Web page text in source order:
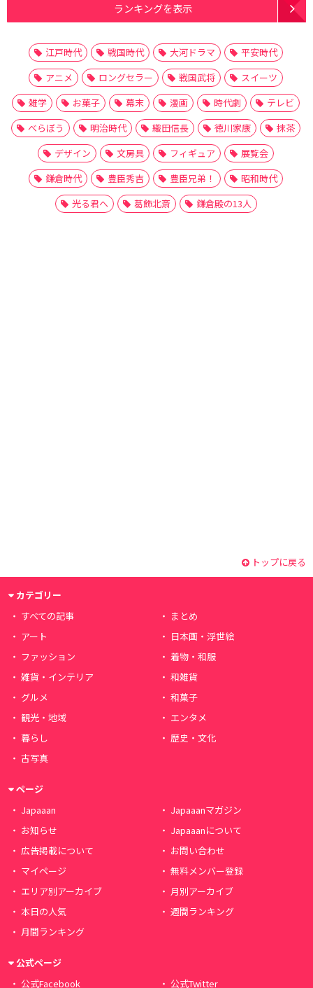
ランキングを表示
江戸時代 戦国時代 大河ドラマ
平安時代
アニメ
ロングセラー 戦国武将
スイーツ
雑学
お菓子 幕末 漫画 時代劇
テレビ
べらぼう
明治時代 織田信長 徳川家康
抹茶
デザイン
文房具 フィギュア
展覧会
鎌倉時代
豊臣秀吉 豊臣兄弟！
昭和時代
光る君へ
葛飾北斎 鎌倉殿の13人
トップに戻る
カテゴリー
すべての記事
まとめ
アート
日本画・浮世絵
ファッション
着物・和服
雑貨・インテリア
和雑貨
グルメ
和菓子
観光・地域
エンタメ
暮らし
歴史・文化
古写真
ページ
Japaaan
Japaaanマガジン
お知らせ
Japaaanについて
広告掲載について
お問い合わせ
マイページ
無料メンバー登録
エリア別アーカイブ
月別アーカイブ
本日の人気
週間ランキング
月間ランキング
公式ページ
公式Facebook
公式Twitter